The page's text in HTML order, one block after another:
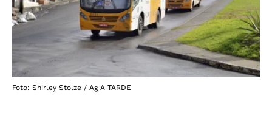
Foto: Shirley Stolze / Ag A TARDE